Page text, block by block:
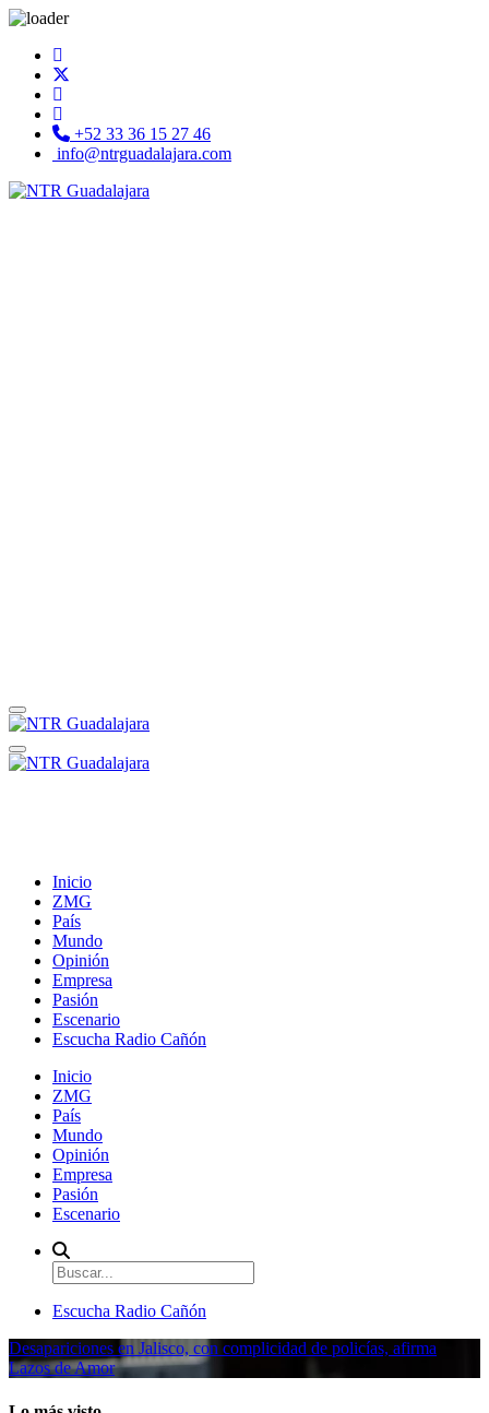
+52 33 36 15 27 46
info@ntrguadalajara.com
Inicio
ZMG
País
Mundo
Opinión
Empresa
Pasión
Escenario
Escucha Radio Cañón
Inicio
ZMG
País
Mundo
Opinión
Empresa
Pasión
Escenario
Escucha Radio Cañón
Desapariciones en Jalisco, con complicidad de policías, afirma
Lazos de Amor